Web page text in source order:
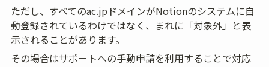
ただし、すべてのac.jpドメインがNotionのシステムに自
動登録されているわけではなく、まれに「対象外」と表
示されることがあります。
その場合はサポートへの手動申請を利用することで対応